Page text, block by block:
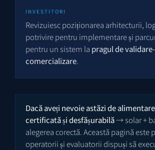
INVESTITORI
Revizuiesc poziționarea arhitecturii,
potrivire pentru implementare și
pentru un sistem la pragul de
comercializare.
Dacă aveți nevoie astăzi de
certificată și desfășurabilă→ solar +
alegerea corectă. Această pagină este
operatorii și evaluatorii dispuși să